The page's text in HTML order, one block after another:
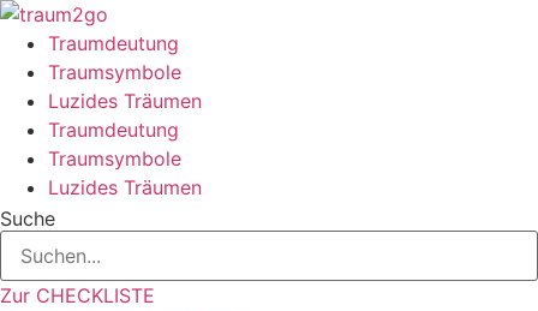
Zum
Inhalt
springen
Traumdeutung
Traumsymbole
Luzides Träumen
Traumdeutung
Traumsymbole
Luzides Träumen
Suche
Zur CHECKLISTE